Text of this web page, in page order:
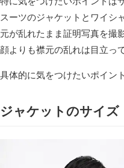
スーツのジャケットとワイシ
元が乱れたまま証明写真を撮
顔よりも襟元の乱れは目立っ
具体的に気をつけたいポイン
ジャケットのサイズ